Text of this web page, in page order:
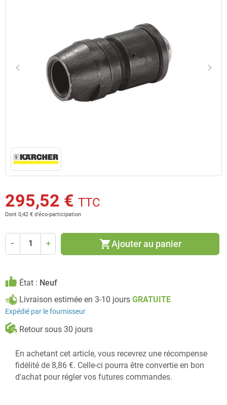
Précédent
keyboard_arrow_left keyboard_arrow_right
295,52 € TTC
Dont 0,42 € d'éco-participation
- + shopping_cartAjouter au panier
État : Neuf
Livraison estimée en 3-10 jours GRATUITE
Expédié par le fournisseur
Retour sous 30 jours
En achetant cet article, vous recevrez une récompense
fidélité de 8,86 €. Celle-ci pourra être convertie en bon
d'achat pour régler vos futures commandes.